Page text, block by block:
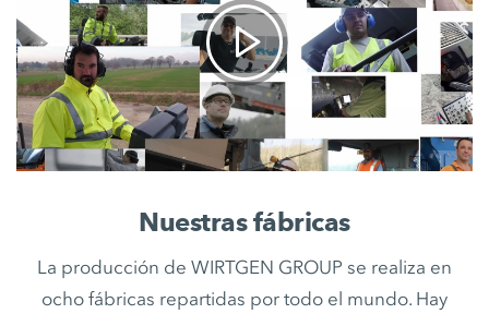
Nuestras fábricas
La producción de WIRTGEN GROUP se realiza en
ocho fábricas repartidas por todo el mundo. Hay